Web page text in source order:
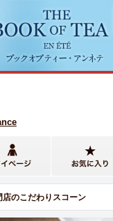
店のこだわりスコーン